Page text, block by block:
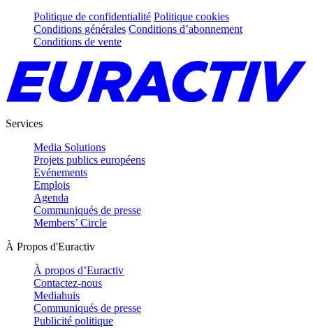
Politique de confidentialité Politique cookies
Conditions générales Conditions d’abonnement
Conditions de vente
Services
Media Solutions
Projets publics européens
Evénements
Emplois
Agenda
Communiqués de presse
Members’ Circle
À Propos d'Euractiv
À propos d’Euractiv
Contactez-nous
Mediahuis
Communiqués de presse
Publicité politique